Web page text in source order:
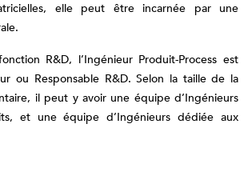
elle peut être incarnée par une
R&D, l’Ingénieur Produit-Process est
ou Responsable R&D. Selon la taille de la
il peut y avoir une équipe d’Ingénieurs
et une équipe d’Ingénieurs dédiée aux